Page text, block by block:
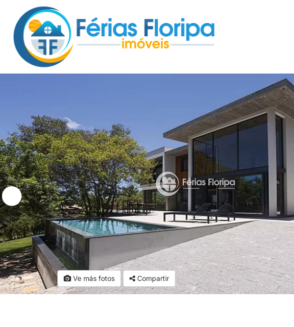
Ve más fotos Compartir